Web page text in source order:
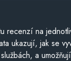
recenzí na
ukazují, jak se
a